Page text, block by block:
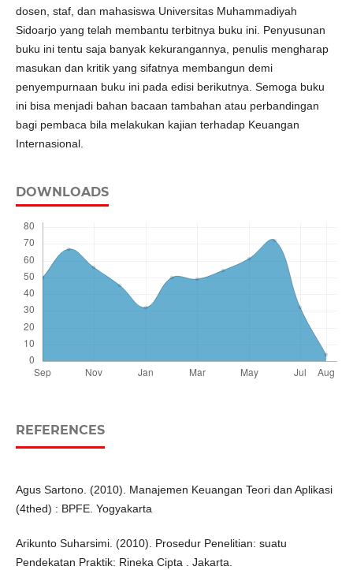
dosen, staf, dan mahasiswa Universitas Muhammadiyah
Sidoarjo yang telah membantu terbitnya buku ini. Penyusunan
buku ini tentu saja banyak kekurangannya, penulis mengharap
masukan dan kritik yang sifatnya membangun demi
penyempurnaan buku ini pada edisi berikutnya. Semoga buku
ini bisa menjadi bahan bacaan tambahan atau perbandingan
bagi pembaca bila melakukan kajian terhadap Keuangan
Internasional.
DOWNLOADS
REFERENCES
Agus Sartono. (2010). Manajemen Keuangan Teori dan Aplikasi
(4thed) : BPFE. Yogyakarta
Arikunto Suharsimi. (2010). Prosedur Penelitian: suatu
Pendekatan Praktik: Rineka Cipta . Jakarta.